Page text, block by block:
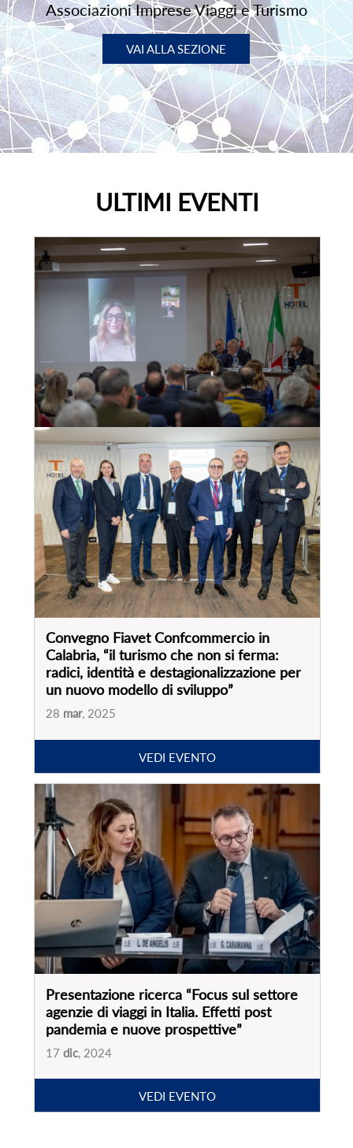
Associazioni Imprese Viaggi e Turismo
VAI ALLA SEZIONE
ULTIMI EVENTI
Convegno Fiavet Confcommercio in
Calabria, “il turismo che non si ferma:
radici, identità e destagionalizzazione per
un nuovo modello di sviluppo”
28mar, 2025
VEDI EVENTO
Presentazione ricerca “Focus sul settore
agenzie di viaggi in Italia. Effetti post
pandemia e nuove prospettive”
17dic , 2024
VEDI EVENTO
PARTNER